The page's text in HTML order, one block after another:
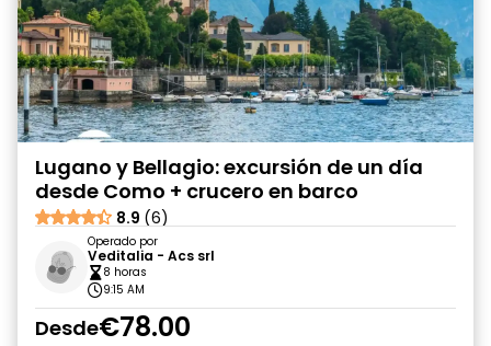
Lugano y Bellagio: excursión de un día
desde Como + crucero en barco
8.9 (6)
Operado por
Veditalia - Acs srl
8 horas
9:15 AM
Desde€78.00